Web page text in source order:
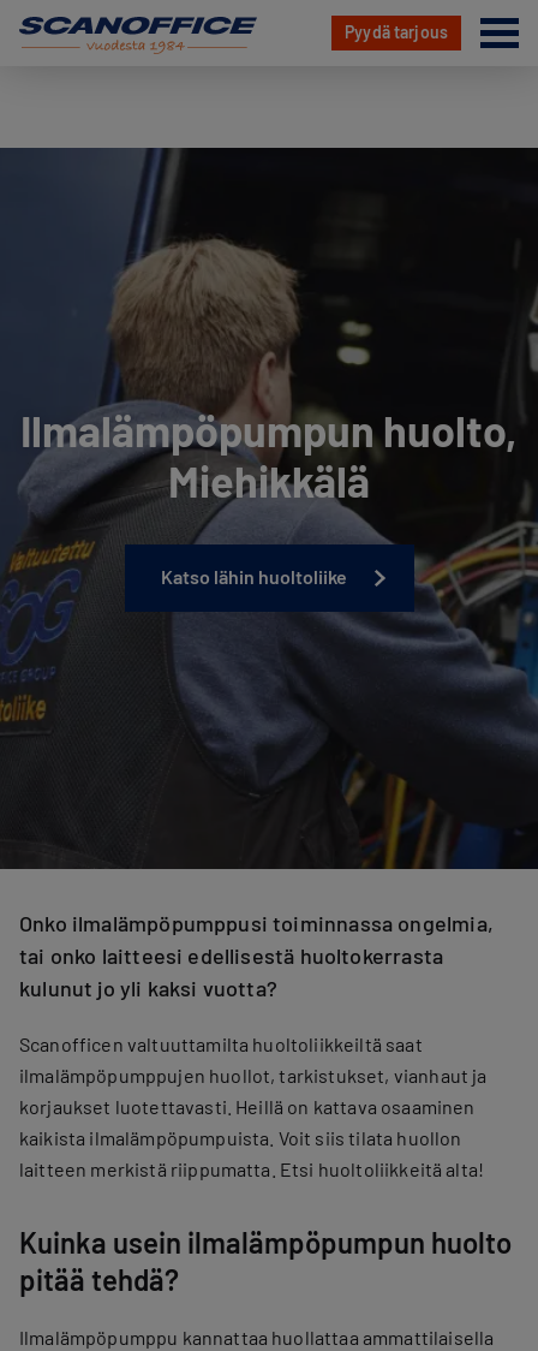
Pyydä tarjous
Ilmalämpöpumpun huolto,
Miehikkälä
Katso lähin huoltoliike
Onko ilmalämpöpumppusi toiminnassa ongelmia,
tai onko laitteesi edellisestä huoltokerrasta
kulunut jo yli kaksi vuotta?
Scanofficen valtuuttamilta huoltoliikkeiltä saat
ilmalämpöpumppujen huollot, tarkistukset, vianhaut ja
korjaukset luotettavasti. Heillä on kattava osaaminen
kaikista ilmalämpöpumpuista. Voit siis tilata huollon
laitteen merkistä riippumatta. Etsi huoltoliikkeitä alta!
Kuinka usein ilmalämpöpumpun huolto
pitää tehdä?
Ilmalämpöpumppu kannattaa huollattaa ammattilaisella